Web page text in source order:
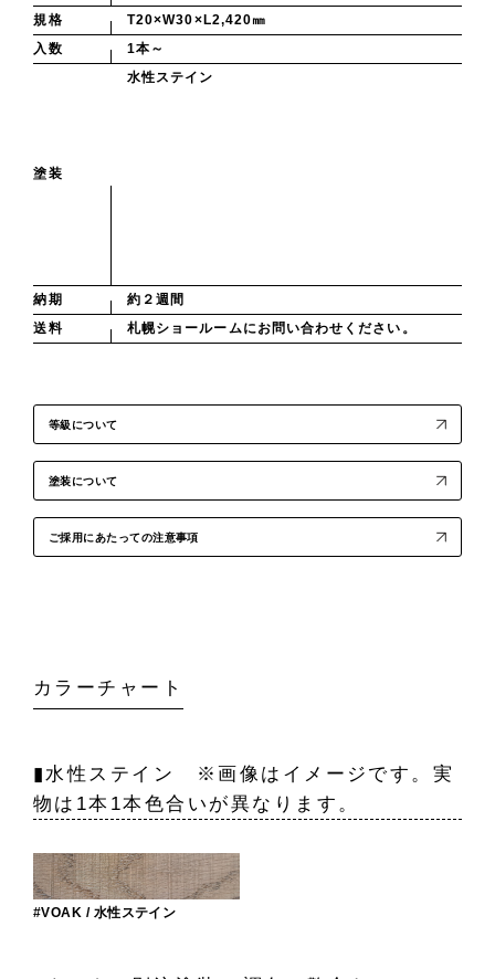
規格
T20×W30×L2,420㎜
入数
1本～
塗装
水性ステイン
納期
約２週間
送料
札幌ショールームにお問い合わせください。
等級について
塗装について
ご採用にあたっての注意事項
カラーチャート
▮水性ステイン ※画像はイメージです。実
物は1本1本色合いが異なります。
#VOAK / 水性ステイン